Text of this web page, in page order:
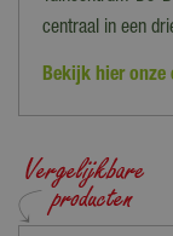
centraal in een
Bekijk hier onze